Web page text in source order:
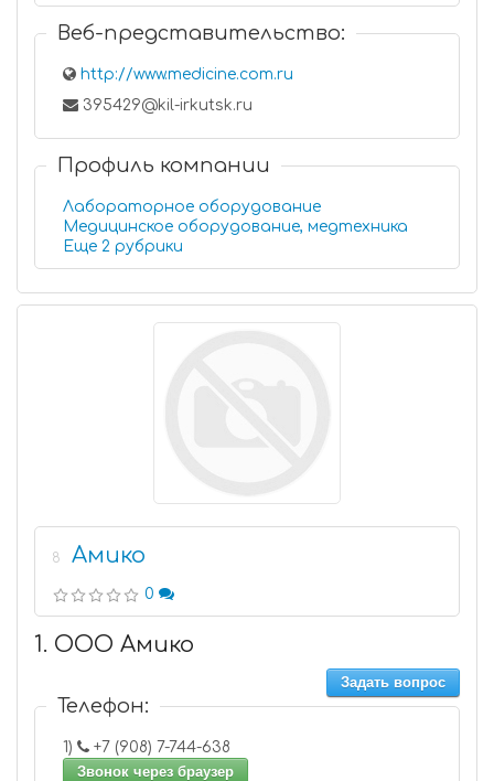
Веб-представительство:
http://www.medicine.com.ru
395429@kil-irkutsk.ru
Профиль компании
Лабораторное оборудование
Медицинское оборудование, медтехника
Еще 2 рубрики
8 Амико
0
1. ООО Амико
Задать вопрос
Телефон:
1)
+7 (908) 7-744-638
Звонок через браузер